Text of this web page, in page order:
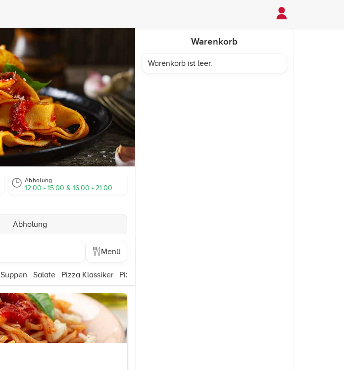
Abholung
12:00 - 15:00 & 16:00 - 21:00
Abholung
Menü
Suppen Salate Pizza Klassiker Pizza Calzone
Warenkorb
Warenkorb ist leer.